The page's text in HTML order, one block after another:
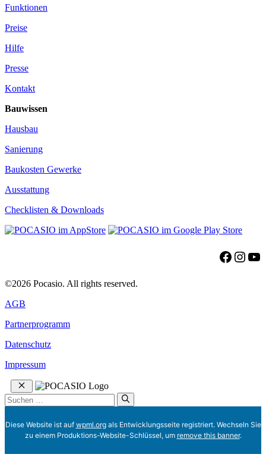
Funktionen
Preise
Hilfe
Presse
Kontakt
Bauwissen
Hausbau
Sanierung
Baukosten Gewerke
Ausstattung
Checklisten & Downloads
©2026 Pocasio. All rights reserved.
AGB
Partnerprogramm
Datenschutz
Impressum
Schließen
Suchen
nach:
Diese Website ist auf wpml.orgals Entwicklungsseite registriert. Wechseln Sie
zu einem Produktions-Website-Schlüssel, um remove this banner.